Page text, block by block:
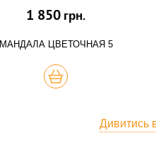
1 850 грн.
МАНДАЛА ЦВЕТОЧНАЯ 5
КУПИТЬ
Дивитись